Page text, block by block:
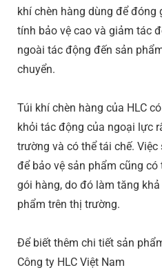
khí chèn hàng dùng để đóng
tính bảo vệ cao và giảm tác
ngoài tác động đến sản
chuyển.
Túi khí chèn hàng của HLC
khỏi tác động của ngoại lực
trường và có thể tái chế.
để bảo vệ sản phẩm cũng
gói hàng, do đó làm tăng
phẩm trên thị trường.
Để biết thêm chi tiết sản
Công ty HLC Việt Nam